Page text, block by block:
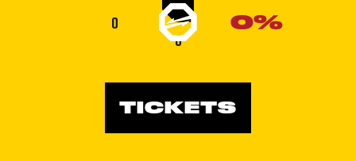
0 0%
0
TICKETS